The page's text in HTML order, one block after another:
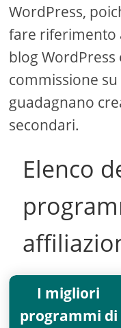
WordPress,
fare riferimento
blog
commissione
guadagnano
secondari.
Elenco
I migliori
programmi di